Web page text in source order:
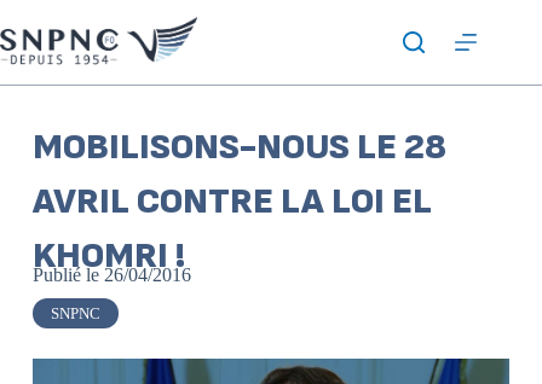
MOBILISONS-NOUS LE 28
AVRIL CONTRE LA LOI EL
KHOMRI !
Publié le 26/04/2016
SNPNC